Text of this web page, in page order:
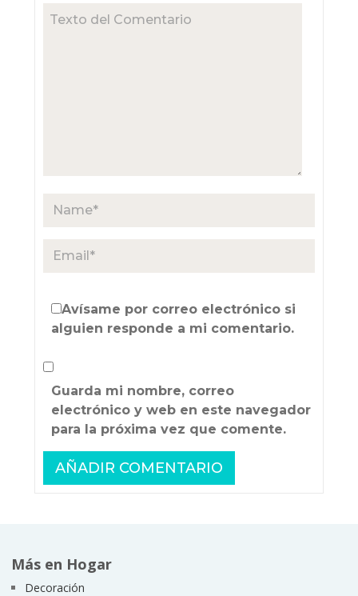
Avísame por correo electrónico si
alguien responde a mi comentario.
Guarda mi nombre, correo
electrónico y web en este navegador
para la próxima vez que comente.
Más en Hogar
Decoración